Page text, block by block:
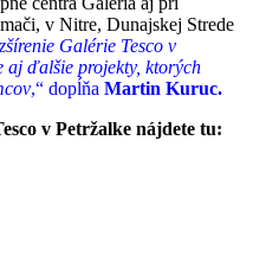
v Nitre, Dunajskej Strede
Galérie Tesco v
aj ďalšie projekty, ktorých
,“ dopĺňa Martin Kuruc.
v Petržalke nájdete tu: